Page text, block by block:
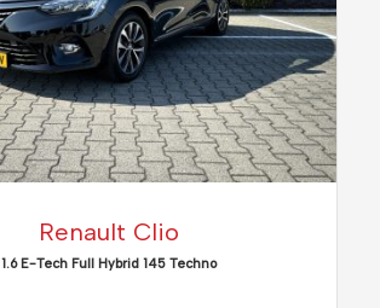
Renault Clio
1.6 E-Tech Full Hybrid 145 Techno